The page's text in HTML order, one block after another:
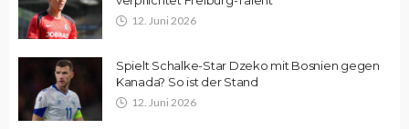
12. Juni 2026
Spielt Schalke-Star Dzeko mit Bosnien gegen
Kanada? So ist der Stand
12. Juni 2026